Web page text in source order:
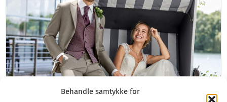
Behandle samtykke for